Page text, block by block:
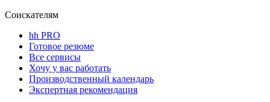
Соискателям
hh PRO
Готовое резюме
Все сервисы
Хочу у вас работать
Производственный календарь
Экспертная рекомендация